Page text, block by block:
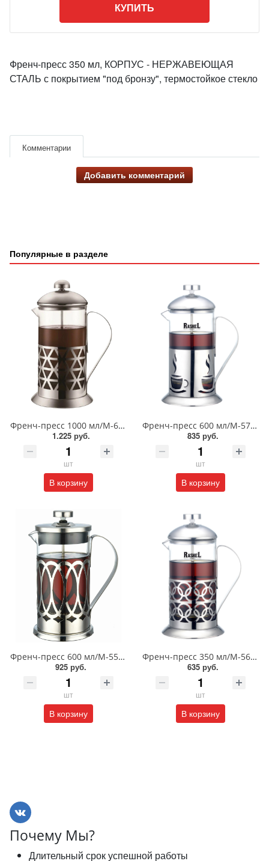
КУПИТЬ
Френч-пресс 350 мл, КОРПУС - НЕРЖАВЕЮЩАЯ
СТАЛЬ с покрытием "под бронзу", термостойкое стекло
Комментарии
Добавить комментарий
Популярные в разделе
Френч-пресс 1000 мл/М-6410
1.225 руб.
шт
В корзину
Френч-пресс 600 мл/М-5760
835 руб.
шт
В корзину
Френч-пресс 600 мл/М-5560
925 руб.
шт
В корзину
Френч-пресс 350 мл/М-5635
635 руб.
шт
В корзину
Почему Мы?
Длительный срок успешной работы